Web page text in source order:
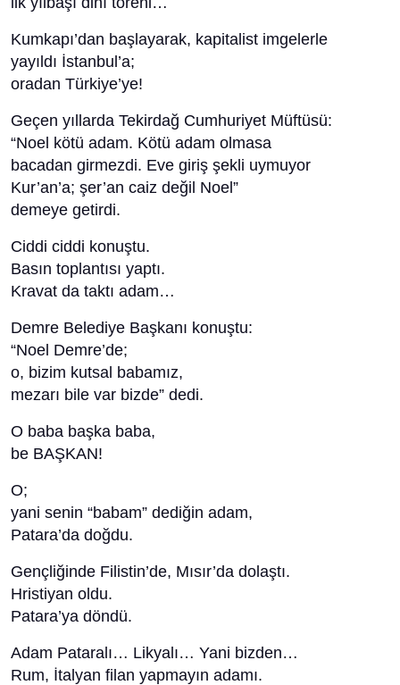
Kumkapı’dan başlayarak, kapitalist imgelerle
yayıldı İstanbul’a;
oradan Türkiye’ye!
Geçen yıllarda Tekirdağ Cumhuriyet Müftüsü:
“Noel kötü adam. Kötü adam olmasa
bacadan girmezdi. Eve giriş şekli uymuyor
Kur’an’a; şer’an caiz değil Noel”
demeye getirdi.
Ciddi ciddi konuştu.
Basın toplantısı yaptı.
Kravat da taktı adam…
Demre Belediye Başkanı konuştu:
“Noel Demre’de;
o, bizim kutsal babamız,
mezarı bile var bizde” dedi.
O baba başka baba,
be BAŞKAN!
O;
yani senin “babam” dediğin adam,
Patara’da doğdu.
Gençliğinde Filistin’de, Mısır’da dolaştı.
Hristiyan oldu.
Patara’ya döndü.
Adam Pataralı… Likyalı… Yani bizden…
Rum, İtalyan filan yapmayın adamı.